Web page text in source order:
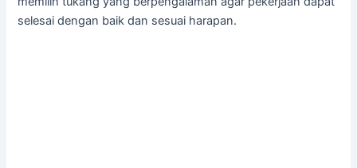
selesai dengan baik dan sesuai harapan.